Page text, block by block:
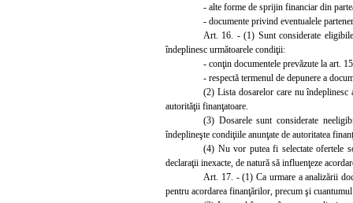
- alte forme de sprijin financiar din
- documente privind eventualele
Art. 16. - (1) Sunt considerate
îndeplinesc următoarele condiţii:
- conţin documentele prevăzute la art.
- respectă termenul de depunere a
(2) Lista dosarelor care nu
autorităţii finanţatoare.
(3) Dosarele sunt considerate
îndeplineşte condiţiile anunţate de autoritatea
(4) Nu vor putea fi selectate ofertele
declaraţii inexacte, de natură să influenţeze
Art. 17. - (1) Ca urmare a analizării
pentru acordarea finanţărilor, precum şi